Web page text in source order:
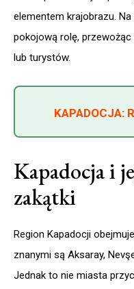
elementem krajobrazu.
pokojową rolę,
lub turystów.
KAPADOCJA:
Kapadocja i
zakątki
Region Kapadocji
znanymi są Aksaray,
Jednak to nie miasta